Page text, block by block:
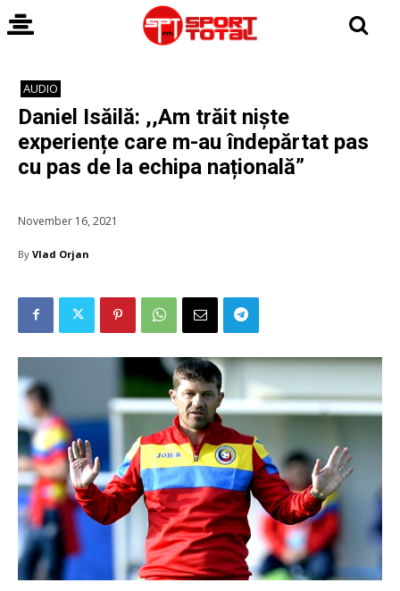
AUDIO
Daniel Isăilă: ,,Am trăit niște
experiențe care m-au îndepărtat pas
cu pas de la echipa națională”
November 16, 2021
By Vlad Orjan